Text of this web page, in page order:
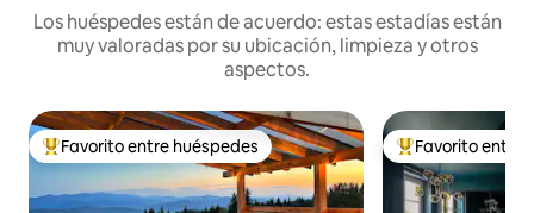
Los huéspedes están de acuerdo: estas estadías están
muy valoradas por su ubicación, limpieza y otros
aspectos.
Favorito entre huéspedes preferido
Favorito entre huéspedes Favorito entre
Favorito entre